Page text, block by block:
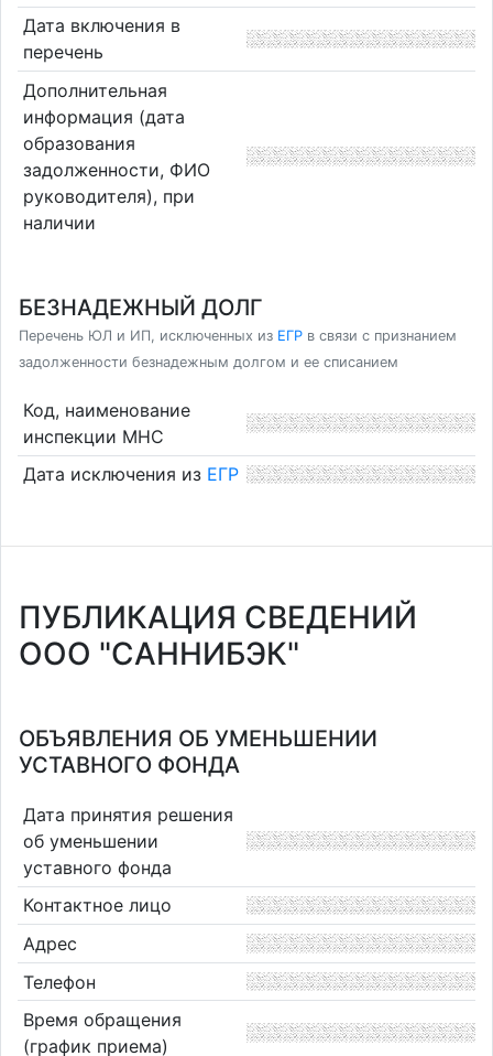
Дата включения в
перечень
Дополнительная
информация (дата
образования
задолженности, ФИО
руководителя), при
наличии
БЕЗНАДЕЖНЫЙ ДОЛГ
Перечень ЮЛ и ИП, исключенных из ЕГР в связи с признанием
задолженности безнадежным долгом и ее списанием
Код, наименование
инспекции МНС
Дата исключения из ЕГР
ПУБЛИКАЦИЯ СВЕДЕНИЙ
ООО "САННИБЭК"
ОБЪЯВЛЕНИЯ ОБ УМЕНЬШЕНИИ
УСТАВНОГО ФОНДА
Дата принятия решения
об уменьшении
уставного фонда
Контактное лицо
Адрес
Телефон
Время обращения
(график приема)